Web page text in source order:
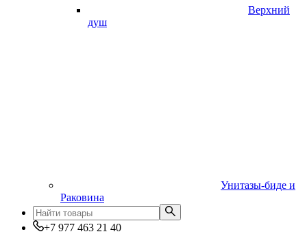
Верхний
душ
Унитазы-биде и
Раковина
+7 977 463 21 40